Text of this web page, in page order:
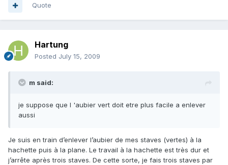
Quote
Hartung
Posted July 15, 2009
m said:
je suppose que l 'aubier vert doit etre plus facile a enlever
aussi
Je suis en train d’enlever l’aubier de mes staves (vertes) à la
hachette puis à la plane. Le travail à la hachette est très dur et
j’arrête après trois staves. De cette sorte, je fais trois staves par